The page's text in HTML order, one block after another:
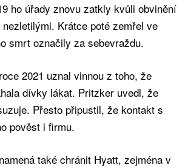
ho úřady znovu zatkly kvůli obvinění
Krátce poté zemřel ve
smrt označily za sebevraždu.
2021 uznal vinnou z toho, že
dívky lákat. Pritzker uvedl, že
Přesto připustil, že kontakt s
pověst i firmu.
také chránit Hyatt, zejména v